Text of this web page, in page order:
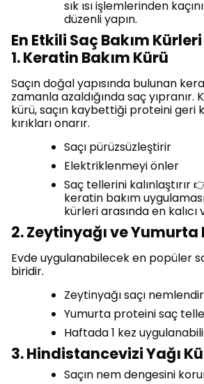
sık ısı işlemlerinden
düzenli yapın.
En Etkili Saç Bakım Kürleri
1. Keratin Bakım Kürü
Saçın doğal yapısında bulunan
zamanla azaldığında saç yıpranır.
kürü, saçın kaybettiği proteini geri
kırıkları onarır.
Saçı pürüzsüzleştirir
Elektriklenmeyi önler
Saç tellerini kalınlaştırır
keratin bakım
kürleri arasında en
2. Zeytinyağı ve Yumurta
Evde uygulanabilecek en popüler
biridir.
Zeytinyağı saçı
Yumurta proteini saç
Haftada 1 kez
3. Hindistancevizi Yağı
Saçın nem dengesini